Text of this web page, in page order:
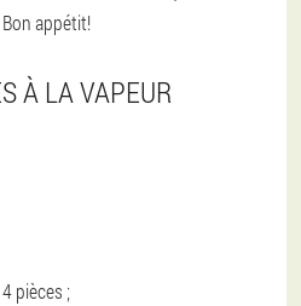
appétit!
À LA VAPEUR
pièces ;